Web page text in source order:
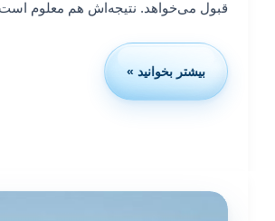
قبول می‌خواهد. نتیجه‌اش هم معلوم است:
چک
لیست
بیشتر بخوانید »